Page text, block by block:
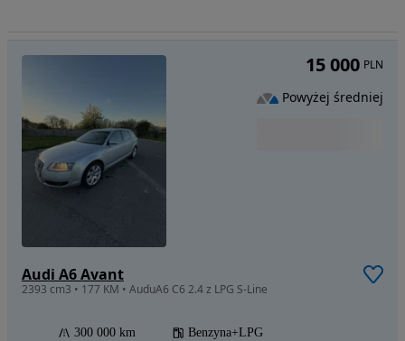
Audi A6 Avant
2393 cm3 • 177 KM • AuduA6 C6 2.4 z LPG S-Line
300 000 km
Benzyna+LPG
15 000 PLN
Powyżej średniej